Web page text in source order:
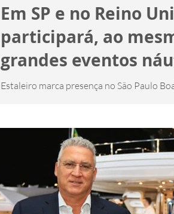
Em SP e no Reino
participará, ao
grandes eventos
Estaleiro marca presença no São Paulo